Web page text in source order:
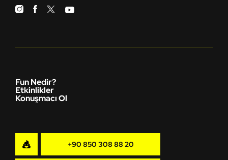
Fun Nedir?
Etkinlikler
Konuşmacı Ol
+90 850 308 88 20